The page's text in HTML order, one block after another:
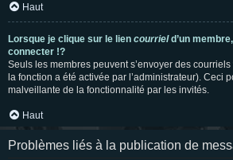
Haut
Lorsque je clique sur le lien courrield’un
connecter !?
Seuls les membres peuvent s’envoyer des
la fonction a été activée par l’administrateur). Ceci
malveillante de la fonctionnalité par les invités.
Haut
Problèmes liés à la publication de